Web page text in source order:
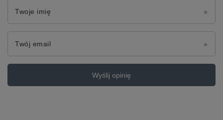
Twoje imię
Twój email
Wyślij opinię